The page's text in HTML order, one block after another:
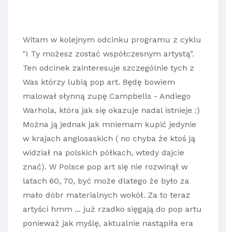
Witam w kolejnym odcinku programu z cyklu
"I Ty możesz zostać współczesnym artystą".
Ten odcinek zainteresuje szczególnie tych z
Was którzy lubią pop art. Będę bowiem
malował słynną zupę Campbells - Andiego
Warhola, która jak się okazuje nadal istnieje :)
Można ją jednak jak mniemam kupić jedynie
w krajach anglosaskich ( no chyba że ktoś ją
widział na polskich półkach, wtedy dajcie
znać). W Polsce pop art się nie rozwinął w
latach 60, 70, być może dlatego że było za
mało dóbr materialnych wokół. Za to teraz
artyści hmm ... już rzadko sięgają do pop artu
ponieważ jak myślę, aktualnie nastąpiła era